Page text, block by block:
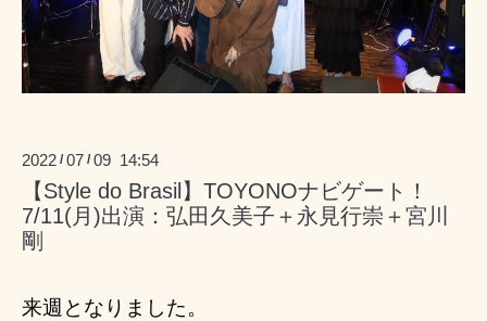
2022 /07 /09 14:54
【Style do Brasil】TOYONOナビゲート！
7/11(月)出演：弘田久美子＋永見行崇＋宮川
剛
来週となりました。